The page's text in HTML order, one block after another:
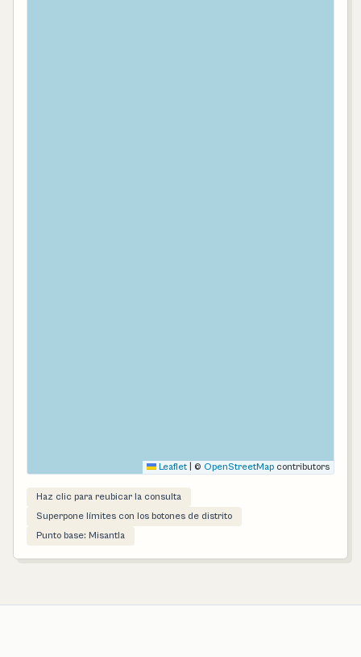
Leaflet © OpenStreetMap contributors
Haz clic para reubicar la consulta
Superpone límites con los botones de distrito
Punto base: Misantla